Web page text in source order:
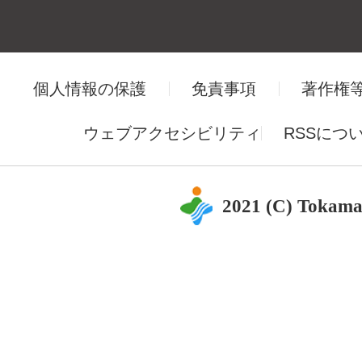
個人情報の保護 免責事項 著作権
ウェブアクセシビリティ RSSにつ
2021 (C)